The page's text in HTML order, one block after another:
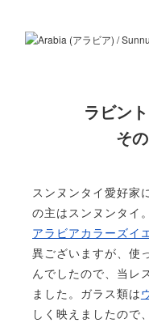
ラビン
そ
スンヌンタイ愛好家
の主はスンヌンタイ
アラビアカラーズイ
異ございますが、使
んでしたので、当レ
ました。ガラス類は
しく映えましたので